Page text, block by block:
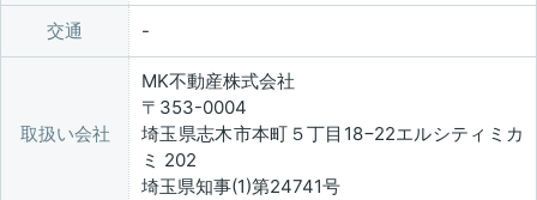
交通
取扱い会社
MK不動産株式会社
〒353-0004
埼玉県志木市本町５丁目18−22エルシティミカ
ミ 202
埼玉県知事(1)第24741号